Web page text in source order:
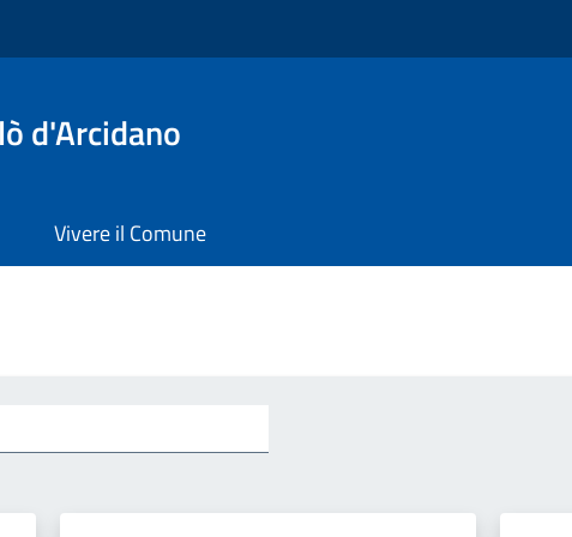
d'Arcidano
Vivere il Comune